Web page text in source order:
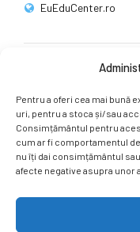
Pentru a oferi cea mai bună
uri, pentru a stoca și/sau
Consimțământul pentru
cum ar fi comportamentul
nu îți dai consimțământul
afecte negative asupra unor
EuEduCenter.ro
Ne puteți găsi și pe